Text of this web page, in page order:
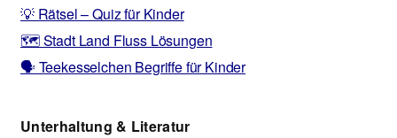
💡 Rätsel – Quiz für Kinder
🗺️ Stadt Land Fluss Lösungen
🗣️ Teekesselchen Begriffe für Kinder
Unterhaltung & Literatur